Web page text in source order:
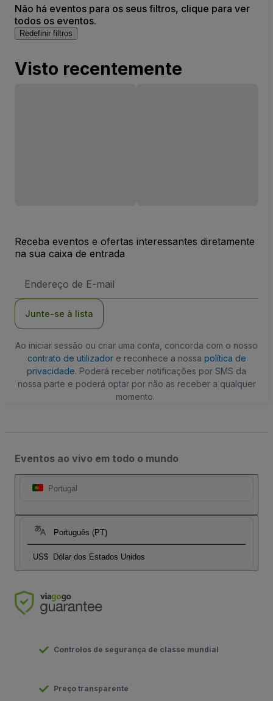
Não há eventos para os seus filtros, clique para ver
todos os eventos.
Redefinir filtros
Visto recentemente
Receba eventos e ofertas interessantes diretamente
na sua caixa de entrada
de
Junte-se à lista
Ao iniciar sessão ou criar uma conta, concorda com o nosso
contrato de utilizadore reconhece a nossa política de
privacidade. Poderá receber notificações por SMS da
nossa parte e poderá optar por não as receber a qualquer
momento.
Eventos ao vivo em todo o mundo
Portugal
Português (PT)
US$ Dólar dos Estados Unidos
Controlos de segurança de classe mundial
Preço transparente